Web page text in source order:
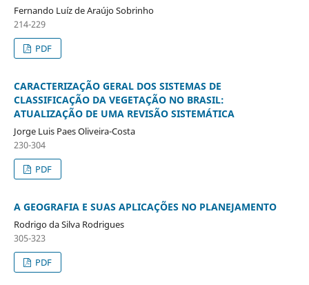
Fernando Luíz de Araújo Sobrinho
214-229
PDF
CARACTERIZAÇÃO GERAL DOS SISTEMAS DE
CLASSIFICAÇÃO DA VEGETAÇÃO NO BRASIL:
ATUALIZAÇÃO DE UMA REVISÃO SISTEMÁTICA
Jorge Luis Paes Oliveira-Costa
230-304
PDF
A GEOGRAFIA E SUAS APLICAÇÕES NO PLANEJAMENTO
Rodrigo da Silva Rodrigues
305-323
PDF